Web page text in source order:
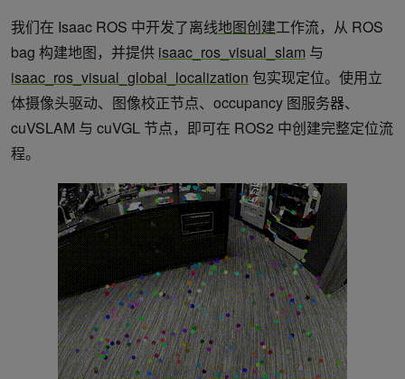
我们在 Isaac ROS 中开发了离线地图创建工作流，从 ROS
bag 构建地图，并提供 isaac_ros_visual_slam 与
isaac_ros_visual_global_localization 包实现定位。使用立
体摄像头驱动、图像校正节点、occupancy 图服务器、
cuVSLAM 与 cuVGL 节点，即可在 ROS2 中创建完整定位流
程。